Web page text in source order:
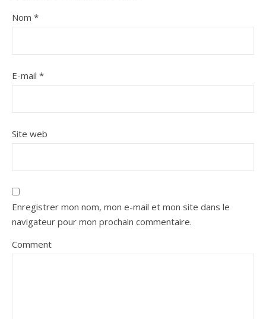
Nom *
E-mail *
Site web
Enregistrer mon nom, mon e-mail et mon site dans le
navigateur pour mon prochain commentaire.
Comment